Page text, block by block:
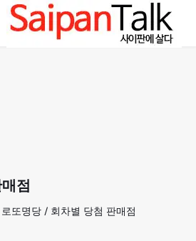
점
또명당 / 회차별 당첨 판매점
정보
정보